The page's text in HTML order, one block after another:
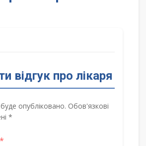
відгук про лікаря
опубліковано. Обов'язкові
*
*